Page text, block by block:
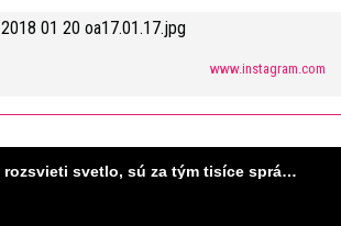
www.instagram.com
Upútavka: Keď sa rozsvieti svetlo, sú za tým tisíce správnych rozhodnutí. Ako vzniká infraštruktúra, ktorú nevnímame?